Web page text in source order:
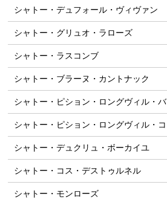
シャトー・デュフォール・ヴィヴァン
シャトー・グリュオ・ラローズ
シャトー・ラスコンブ
シャトー・ブラーヌ・カントナック
シャトー・ピション・ロングヴィル・
シャトー・ピション・ロングヴィル・
シャトー・デュクリュ・ボーカイユ
シャトー・コス・デストゥルネル
シャトー・モンローズ